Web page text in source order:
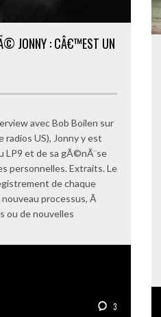
JONNY : CÂ€™EST UN
avec Bob Boilen sur
radios US), Jonny y est
et de sa gÃ©nÃ¨se
personnelles. Extraits. Le
de chaque
processus, Ã
ou de nouvelles
3